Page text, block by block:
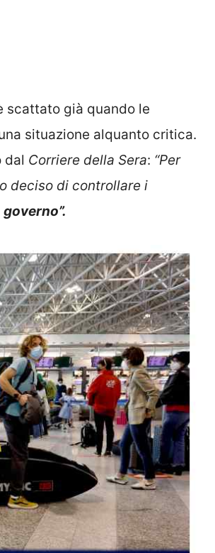
scattato già quando le
situazione alquanto critica.
dal Corriere della Sera: “Per
deciso di controllare i
governo”.